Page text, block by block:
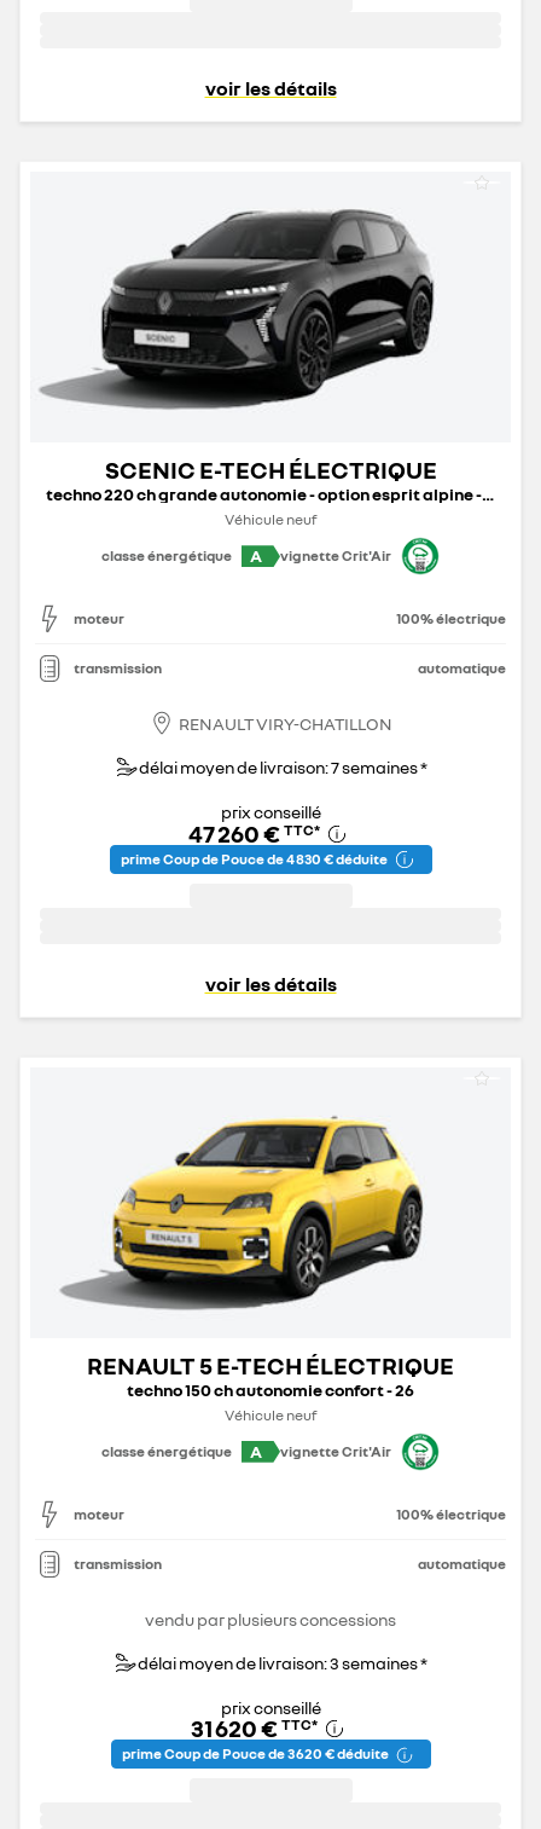
voir les détails
SCENIC E-TECH ÉLECTRIQUE
techno 220 ch grande autonomie - option esprit alpine - 25b
Véhicule neuf
classe énergétique
A vignette Crit'Air
moteur 100% électrique
transmission automatique
RENAULT VIRY-CHATILLON
délai moyen de livraison: 7 semaines *
prix conseillé
47 260 € TTC*
prime Coup de Pouce de 4 830 € déduite
voir les détails
RENAULT 5 E-TECH ÉLECTRIQUE
techno 150 ch autonomie confort - 26
Véhicule neuf
classe énergétique
A vignette Crit'Air
moteur 100% électrique
transmission automatique
vendu par plusieurs concessions
délai moyen de livraison: 3 semaines *
prix conseillé
31 620 € TTC*
prime Coup de Pouce de 3 620 € déduite